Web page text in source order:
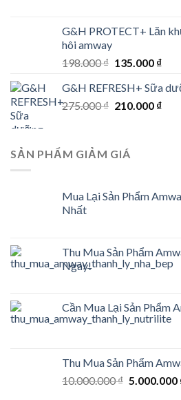
156.000 ₫.
G&H PROTECT+ Lăn
hôi amway
198.000₫ Original
was:
198.000 ₫.
135.000 ₫
is:
G&H REFRESH+ Sữa
275.000₫ Original
275.000 ₫.
210.000 ₫
SẢN PHẨM GIẢM GIÁ
Mua Lại Sản Phẩm
Nhất
Thu Mua Sản Phẩm
Ngay!
Cần Mua Lại Sản Phẩm
Thu Mua Sản Phẩm
10.000.000₫ Original
5.000.000